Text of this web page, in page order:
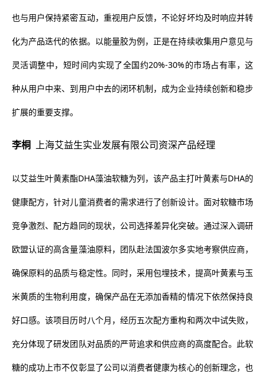
也与用户保持紧密互动，重视用户反馈，不论好坏均及时响应并转
化为产品迭代的依据。以能量胶为例，正是在持续收集用户意见与
灵活调整中，短时间内实现了全国约20%-30%的市场占有率，这
种从用户中来、到用户中去的闭环机制，成为企业持续创新和稳步
扩展的重要支撑。
李桐 上海艾益生实业发展有限公司资深产品经理
以艾益生叶黄素酯DHA藻油软糖为列，该产品主打叶黄素与DHA的
健康配方，针对儿童消费者的需求进行了创新设计。面对软糖市场
竞争激烈、配方趋同的现状，公司选择差异化突破。通过深入调研
欧盟认证的高含量藻油原料，团队赴法国波尔多实地考察供应商，
确保原料的品质与稳定性。同时，采用包埋技术，提高叶黄素与玉
米黄质的生物利用度，确保产品在无添加香精的情况下依然保持良
好口感。该项目历时八个月，经历五次配方重构和两次中试失败，
充分体现了研发团队对品质的严苛追求和供应商的高度配合。此软
糖的成功上市不仅彰显了公司以消费者健康为核心的创新理念，也